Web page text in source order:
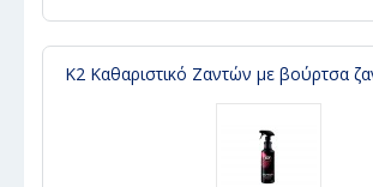
K2 Καθαριστικό Ζαντών με βούρτσα